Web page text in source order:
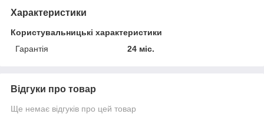
Характеристики
Користувальницькі характеристики
Гарантія
24 міс.
Відгуки про товар
Ще немає відгуків про цей товар